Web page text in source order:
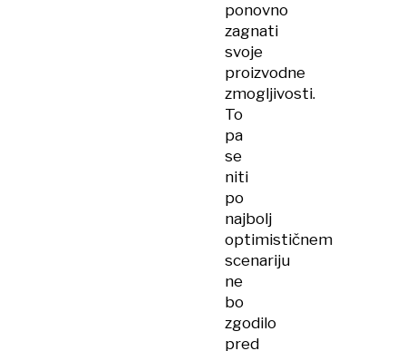
ponovno
zagnati
svoje
proizvodne
zmogljivosti.
To
pa
se
niti
po
najbolj
optimističnem
scenariju
ne
bo
zgodilo
pred